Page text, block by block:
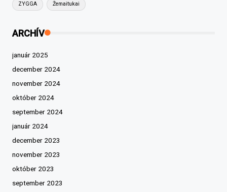
ZYGGA Žemaitukai
ARCHÍV
január 2025
december 2024
november 2024
október 2024
september 2024
január 2024
december 2023
november 2023
október 2023
september 2023